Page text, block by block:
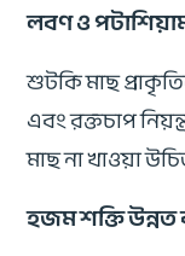
লবণ ও
শুটকি মাছ
এবং রক্তচাপ
মাছ না খাওয়া
হজম শক্তি